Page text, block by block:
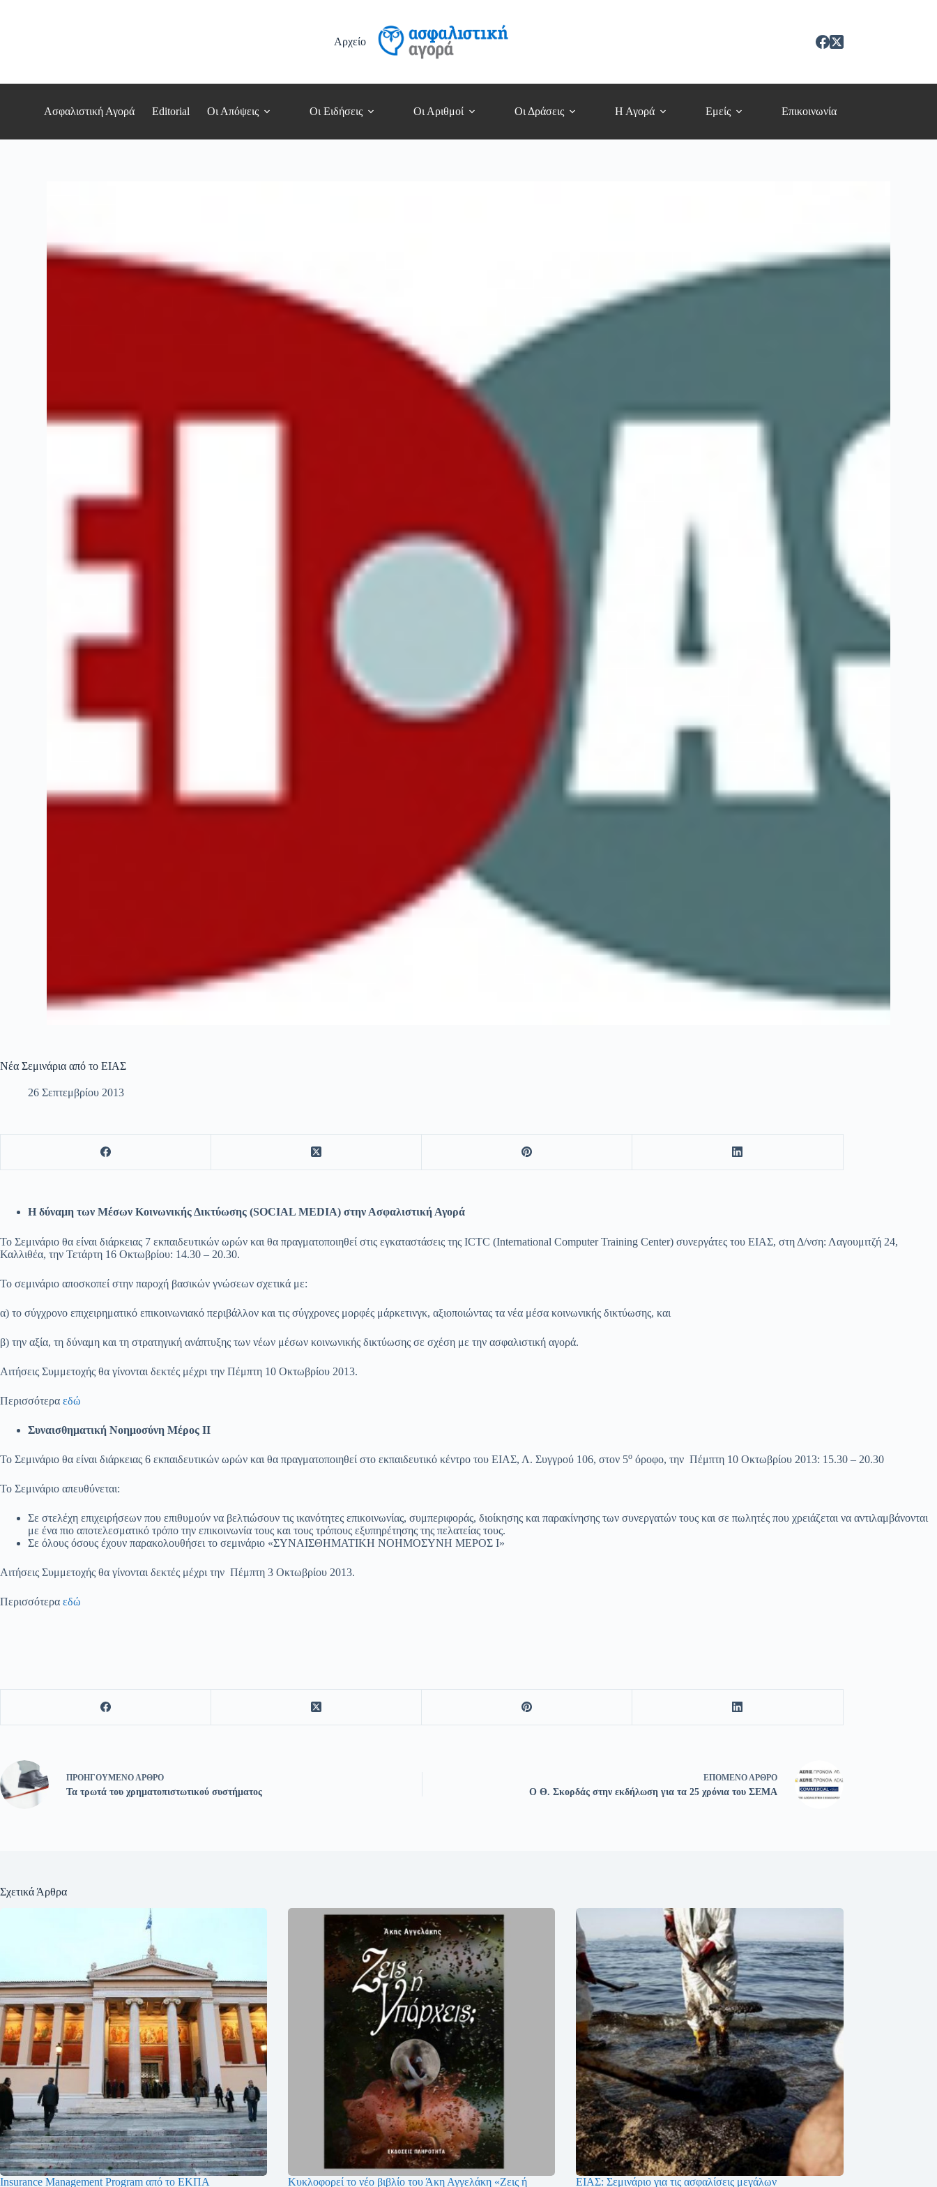
Αρχείο
Ασφαλιστική Αγορά Editorial Οι Απόψεις Οι Ειδήσεις Οι Αριθμοί Οι Δράσεις Η Αγορά Εμείς Επικοινωνία
Νέα Σεμινάρια από το ΕΙΑΣ
26 Σεπτεμβρίου 2013
Η δύναμη των Μέσων Κοινωνικής Δικτύωσης (SOCIAL MEDIA) στην Ασφαλιστική Αγορά
Το Σεμινάριο θα είναι διάρκειας 7 εκπαιδευτικών ωρών και θα πραγματοποιηθεί στις εγκαταστάσεις της ICTC (International Computer Training Center) συνεργάτες του ΕΙΑΣ, στη Δ/νση: Λαγουμιτζή 24,
Καλλιθέα, την Τετάρτη 16 Οκτωβρίου: 14.30 – 20.30.
Το σεμινάριο αποσκοπεί στην παροχή βασικών γνώσεων σχετικά με:
α) το σύγχρονο επιχειρηματικό επικοινωνιακό περιβάλλον και τις σύγχρονες μορφές μάρκετινγκ, αξιοποιώντας τα νέα μέσα κοινωνικής δικτύωσης, και
β) την αξία, τη δύναμη και τη στρατηγική ανάπτυξης των νέων μέσων κοινωνικής δικτύωσης σε σχέση με την ασφαλιστική αγορά.
Αιτήσεις Συμμετοχής θα γίνονται δεκτές μέχρι την Πέμπτη 10 Οκτωβρίου 2013.
Περισσότερα εδώ
Συναισθηματική Νοημοσύνη Μέρος ΙΙ
Το Σεμινάριο θα είναι διάρκειας 6 εκπαιδευτικών ωρών και θα πραγματοποιηθεί στο εκπαιδευτικό κέντρο του ΕΙΑΣ, Λ. Συγγρού 106, στον 5ο όροφο, την Πέμπτη 10 Οκτωβρίου 2013: 15.30 – 20.30
Το Σεμινάριο απευθύνεται:
Σε στελέχη επιχειρήσεων που επιθυμούν να βελτιώσουν τις ικανότητες επικοινωνίας, συμπεριφοράς, διοίκησης και παρακίνησης των συνεργατών τους και σε πωλητές που χρειάζεται να αντιλαμβάνονται
με ένα πιο αποτελεσματικό τρόπο την επικοινωνία τους και τους τρόπους εξυπηρέτησης της πελατείας τους.
Σε όλους όσους έχουν παρακολουθήσει το σεμινάριο «ΣΥΝΑΙΣΘΗΜΑΤΙΚΗ ΝΟΗΜΟΣΥΝΗ ΜΕΡΟΣ Ι»
Αιτήσεις Συμμετοχής θα γίνονται δεκτές μέχρι την Πέμπτη 3 Οκτωβρίου 2013.
Περισσότερα εδώ
ΠΡΟΗΓΟΎΜΕΝΟΆΡΘΡΟ
Τα τρωτά του χρηματοπιστωτικού συστήματος
ΕΠΌΜΕΝΟΆΡΘΡΟ
Ο Θ. Σκορδάς στην εκδήλωση για τα 25 χρόνια του ΣΕΜΑ
Σχετικά Άρθρα
Insurance Management Program από το ΕΚΠΑ Κυκλοφορεί το νέο βιβλίο του Άκη Αγγελάκη «Ζεις ή ΕΙΑΣ: Σεμινάριο για τις ασφαλίσεις μεγάλων